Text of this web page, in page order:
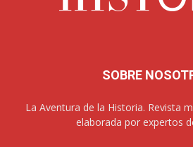
SOBRE
La Aventura de la Historia. Revista
elaborada por expertos